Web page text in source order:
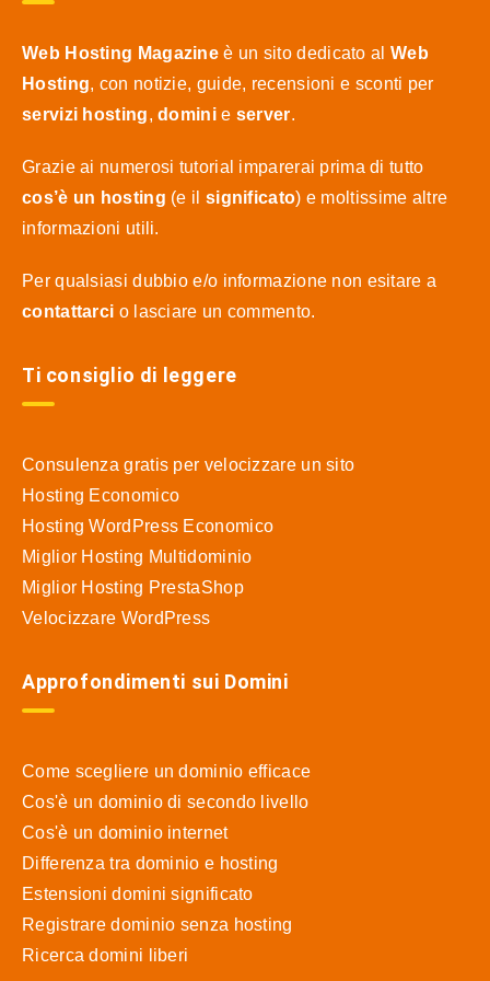
Web Hosting Magazine è un sito dedicato al Web
Hosting, con notizie, guide, recensioni e sconti per
servizi hosting,dominie server.
Grazie ai numerosi tutorial imparerai prima di tutto
cos’è un hosting (e il significato) e moltissime altre
informazioni utili.
Per qualsiasi dubbio e/o informazione non esitare a
contattarci o lasciare un commento.
Ti consiglio di leggere
Consulenza gratis per velocizzare un sito
Hosting Economico
Hosting WordPress Economico
Miglior Hosting Multidominio
Miglior Hosting PrestaShop
Velocizzare WordPress
Approfondimenti sui Domini
Come scegliere un dominio efficace
Cos'è un dominio di secondo livello
Cos'è un dominio internet
Differenza tra dominio e hosting
Estensioni domini significato
Registrare dominio senza hosting
Ricerca domini liberi